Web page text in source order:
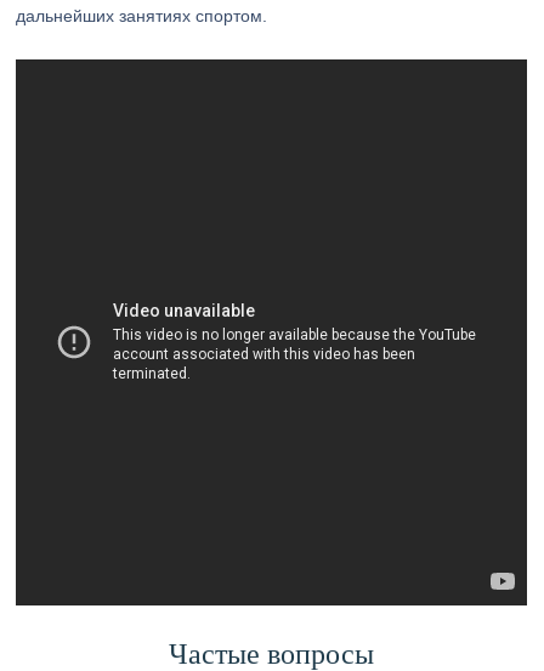
дальнейших занятиях спортом.
Частые вопросы